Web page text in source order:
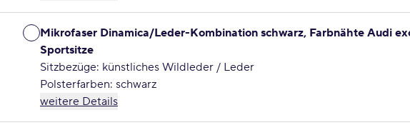
Mikrofaser Dinamica/Leder-Kombination schwarz, Farbnähte Audi
Sportsitze
Sitzbezüge: künstliches Wildleder / Leder
Polsterfarben: schwarz
weitere Details